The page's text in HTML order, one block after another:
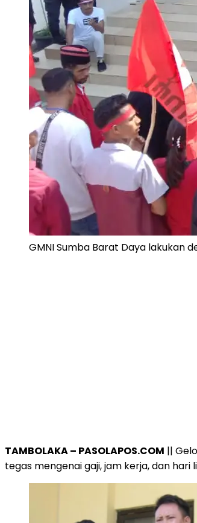
GMNI Sumba Barat Daya lakukan
TAMBOLAKA – PASOLAPOS.COM ||
tegas mengenai gaji, jam kerja, dan